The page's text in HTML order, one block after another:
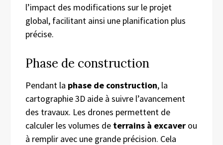
l’impact des modifications sur le projet
global, facilitant ainsi une planification plus
précise.
Phase de construction
Pendant la phase de construction, la
cartographie 3D aide à suivre l’avancement
des travaux. Les drones permettent de
calculer les volumes de terrains à excaver ou
à remplir avec une grande précision. Cela